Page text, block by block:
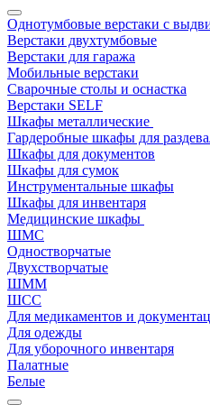
Однотумбовые верстаки с
Верстаки двухтумбовые
Верстаки для гаража
Мобильные верстаки
Сварочные столы и оснастка
Верстаки SELF
Шкафы металлические
Гардеробные шкафы для
Шкафы для документов
Шкафы для сумок
Инструментальные шкафы
Шкафы для инвентаря
Медицинские шкафы
ШМС
Одностворчатые
Двухстворчатые
ШММ
ШСС
Для медикаментов и
Для одежды
Для уборочного инвентаря
Палатные
Белые